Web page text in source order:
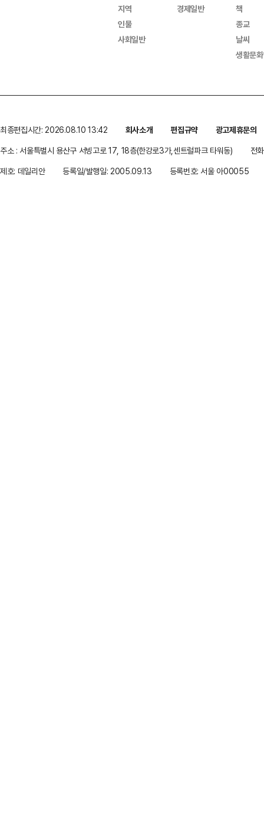
지역
인물
사회일반
경제일반
책
종교
날씨
생활문
최종편집시간: 2026.08.10 13:42 회사소개 편집규약
광고제휴문의
주소 : 서울특별시 용산구 서빙고로 17, 18층(한강로3가,센트럴파크 타워동)
전
제호: 데일리안
등록일/발행일: 2005.09.13 등록번호: 서울 아00055